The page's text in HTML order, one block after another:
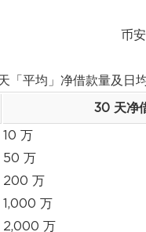
币
「平均」净借款量及日
30 天净
10 万
50 万
200 万
1,000 万
2,000 万